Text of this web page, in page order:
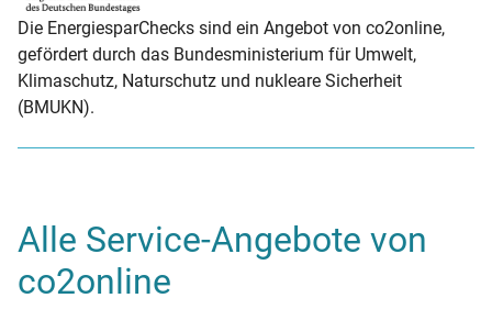
Gefördert durch: Bundesministerium für Wirtschaft und
Die EnergiesparChecks sind ein Angebot von co2online,
gefördert durch das Bundesministerium für Umwelt,
Klimaschutz, Naturschutz und nukleare Sicherheit
(BMUKN).
Alle Service-Angebote von
co2online